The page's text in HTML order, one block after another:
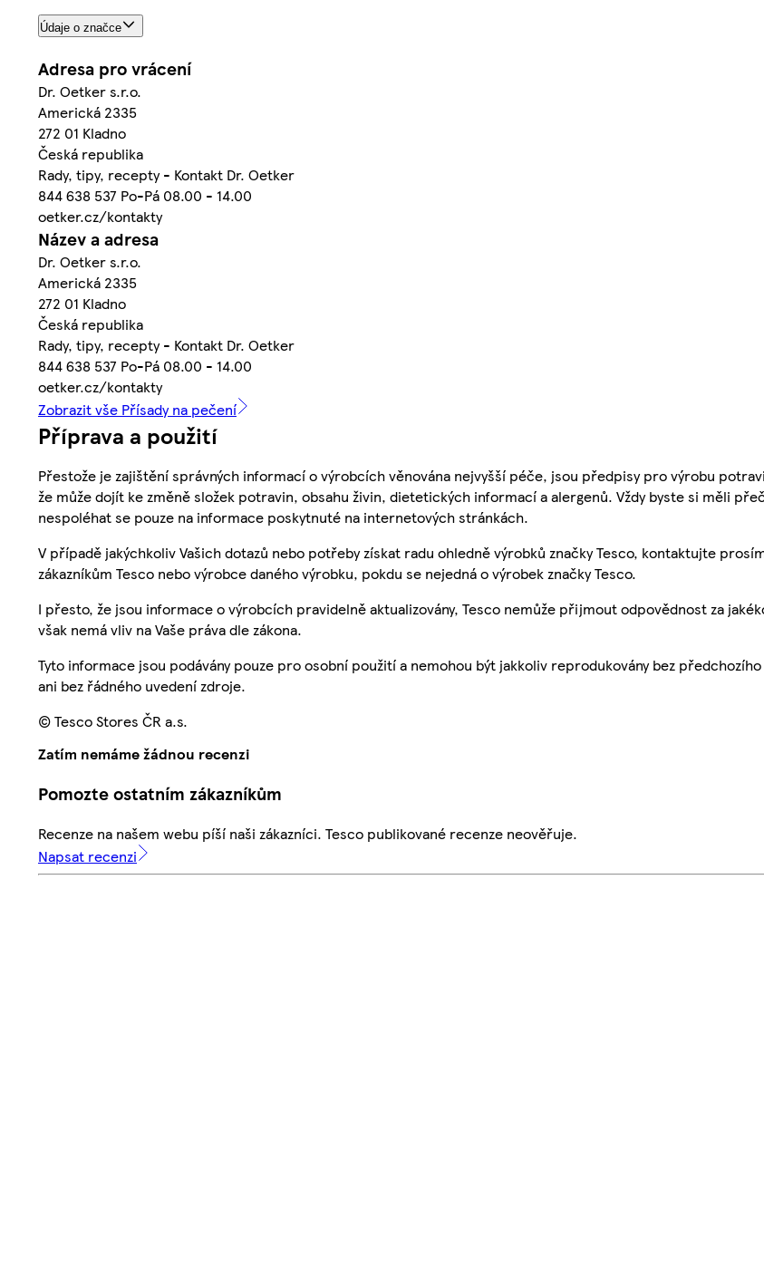
Údaje o značce
Adresa pro vrácení
Dr. Oetker s.r.o.
Americká 2335
272 01 Kladno
Česká republika
Rady, tipy, recepty - Kontakt Dr. Oetker
844 638 537 Po-Pá 08.00 - 14.00
oetker.cz/kontakty
Název a adresa
Dr. Oetker s.r.o.
Americká 2335
272 01 Kladno
Česká republika
Rady, tipy, recepty - Kontakt Dr. Oetker
844 638 537 Po-Pá 08.00 - 14.00
oetker.cz/kontakty
Zobrazit vše Přísady na pečení
Příprava a použití
Přestože je zajištění správných informací o výrobcích věnována nejvyšší péče, jsou předpisy pro výrobu
že může dojít ke změně složek potravin, obsahu živin, dietetických informací a alergenů. Vždy byste si měli
nespoléhat se pouze na informace poskytnuté na internetových stránkách.
V případě jakýchkoliv Vašich dotazů nebo potřeby získat radu ohledně výrobků značky Tesco, kontaktujte
zákazníkům Tesco nebo výrobce daného výrobku, pokdu se nejedná o výrobek značky Tesco.
I přesto, že jsou informace o výrobcích pravidelně aktualizovány, Tesco nemůže přijmout odpovědnost za
však nemá vliv na Vaše práva dle zákona.
Tyto informace jsou podávány pouze pro osobní použití a nemohou být jakkoliv reprodukovány bez
ani bez řádného uvedení zdroje.
© Tesco Stores ČR a.s.
Zatím nemáme žádnou recenzi
Pomozte ostatním zákazníkům
Recenze na našem webu píší naši zákazníci. Tesco publikované recenze neověřuje.
Napsat recenzi